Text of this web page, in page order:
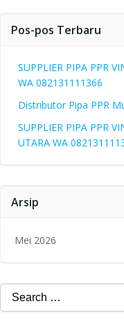
Pos-pos Terbaru
SUPPLIER PIPA PPR
WA 082131111366
Distributor Pipa PPR
SUPPLIER PIPA PPR
UTARA WA
Arsip
Mei 2026
Search
for: